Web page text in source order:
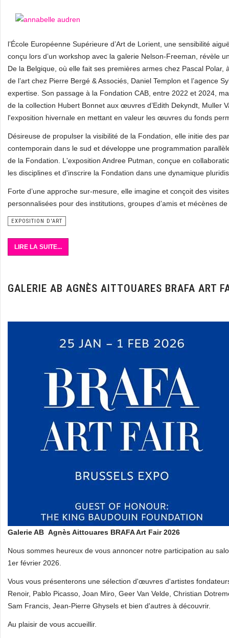
l’École Européenne Supérieure d’Art de Lorient, une sensibilité
conçu lors d’un workshop avec la galerie Nelson-Freeman, révèle
De la Belgique, où elle fait ses premières armes chez Pascal
de l’art chez Pierre Bergé & Associés, Daniel Templon et l’agence
expertise. Son passage à la Fondation CAB, entre 2022 et 2024,
de la collection Hubert Bonnet aux œuvres d’Edith Dekyndt, Muller
l'exposition hivernale en mettant en valeur les œuvres du fonds
Désireuse de propulser la visibilité de la Fondation, elle initie des
contemporain dans le sud et développe une programmation
de la Fondation. L'exposition Andree Putman, conçue en
les disciplines et d'inscrire la Fondation dans une dynamique
Forte d’une approche sur-mesure, elle imagine et conçoit des
personnalisées pour des institutions, groupes d’amis et mécènes
EXPOSITION D'ART
LIRE LA SUITE...
GALERIE AB AGNÈS AITTOUARES BRAFA ART
Galerie AB Agnès Aittouares BRAFA Art Fair 2026
Nous sommes heureux de vous annoncer notre participation au
1er février 2026.
Vous vous présenterons une sélection d'œuvres d'artistes
Renoir, Pablo Picasso, Joan Miro, Geer Van Velde, Christian
Sam Francis, Jean-Pierre Ghysels et bien d'autres à découvrir.
Au plaisir de vous accueillir.